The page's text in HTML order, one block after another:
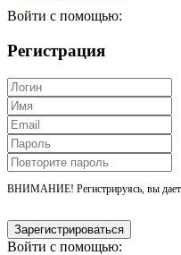
Войти с помощью:
Регистрация
ВНИМАНИЕ! Регистрируясь, вы даете
Войти с помощью: